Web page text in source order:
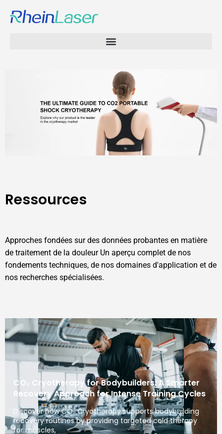
Ressources
Approches fondées sur des données probantes en matière
de traitement de la douleur Un aperçu complet de nos
fondements techniques, de nos domaines d'application et de
nos recherches spécialisées.
CO₂ Cryotherapy for Bodybuilders: A Smarter
Recovery Approach for Intense Training Cycles
Discover how CO₂ Cryotherapy supports bodybuilding
recovery routines by providing targeted cold therapy
for muscles,